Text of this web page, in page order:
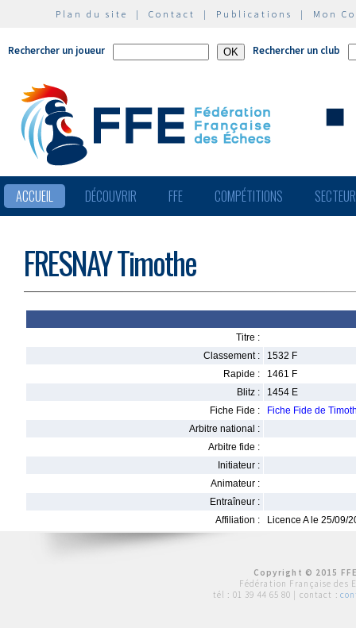
Plan du site | Contact | Publications | Mon
Rechercher un joueur Rechercher un club
ACCUEIL DÉCOUVRIR FFE COMPÉTITIONS
FRESNAY Timothe
Titre :
Classement :
1532 F
Rapide :
1461 F
Blitz :
1454 E
Fiche Fide :
Fiche Fide de
Arbitre national :
Arbitre fide :
Initiateur :
Animateur :
Entraîneur :
Affiliation :
Licence A le 25/09/
Copyright © 2015
Fédération Française des
tél : 01 39 44 65 80 | contact :